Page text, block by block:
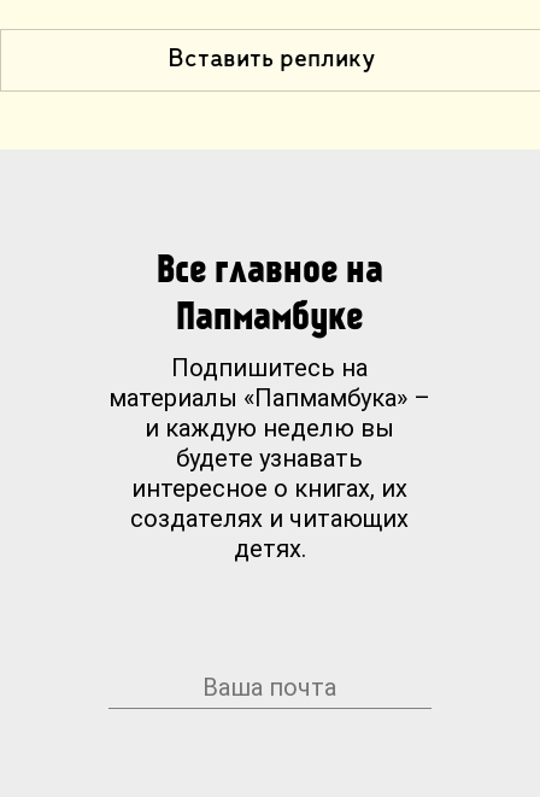
Вставить реплику
Все главное на
Папмамбуке
Подпишитесь на
материалы «Папмамбука» –
и каждую неделю вы
будете узнавать
интересное о книгах, их
создателях и читающих
детях.